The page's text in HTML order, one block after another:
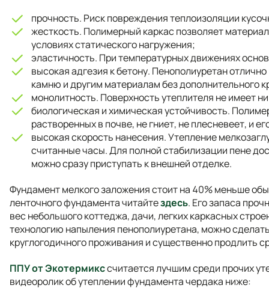
прочность. Риск повреждения теплоизоляции
жесткость. Полимерный каркас позволяет
условиях статического нагружения;
эластичность. При температурных движениях
высокая адгезия к бетону. Пенополиуретан
камню и другим материалам без дополнительного
монолитность. Поверхность утеплителя не имеет
биологическая и химическая устойчивость.
растворенных в почве, не гниет, не плесневеет, и
высокая скорость нанесения. Утепление
считанные часы. Для полной стабилизации пене
можно сразу приступать к внешней отделке.
Фундамент мелкого заложения стоит на 40% меньше
ленточного фундамента читайтездесь. Его запаса
вес небольшого коттеджа, дачи, легких каркасных
технологию напыления пенополиуретана, можно
круглогодичного проживания и существенно продлить
ППУ от Экотермикссчитается лучшим среди прочих
видеоролик об утеплении фундамента чердака ниже: